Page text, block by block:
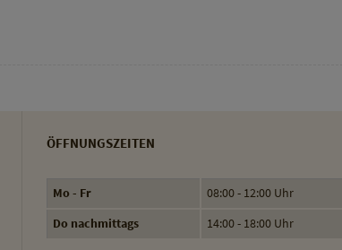
ÖFFNUNGSZEITEN
Mo - Fr
08:00 - 12:00 Uhr
Do nachmittags
14:00 - 18:00 Uhr